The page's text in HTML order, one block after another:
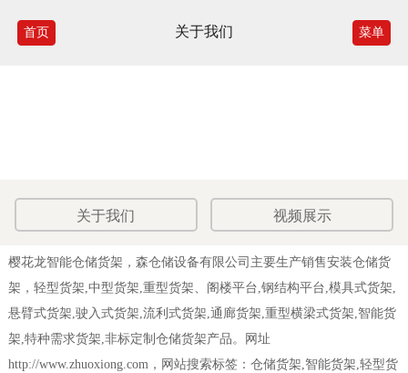
首页 关于我们 菜单
关于我们 视频展示
樱花龙智能仓储货架，森仓储设备有限公司主要生产销售安装仓储货
架，轻型货架,中型货架,重型货架、阁楼平台,钢结构平台,模具式货架,
悬臂式货架,驶入式货架,流利式货架,通廊货架,重型横梁式货架,智能货
架,特种需求货架,非标定制仓储货架产品。网址
http://www.zhuoxiong.com，网站搜索标签：仓储货架,智能货架,轻型货